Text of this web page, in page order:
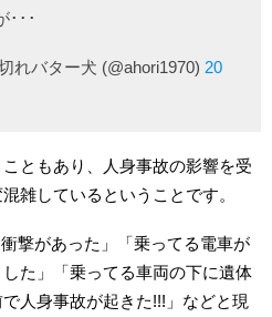
･･･
れバター犬 (@ahori1970) 20
ともあり、人身事故の影響を受
雑しているということです。
撃があった」「乗ってる電車が
た」「乗ってる車両の下に遺体
人身事故が起きた!!!」などと現